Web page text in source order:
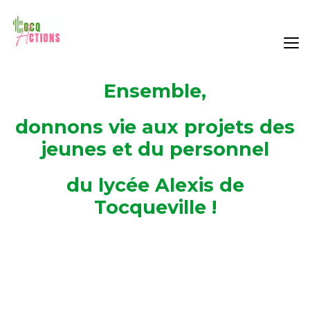
Ensemble,
donnons vie aux projets des
jeunes et du personnel
du lycée Alexis de
Tocqueville !